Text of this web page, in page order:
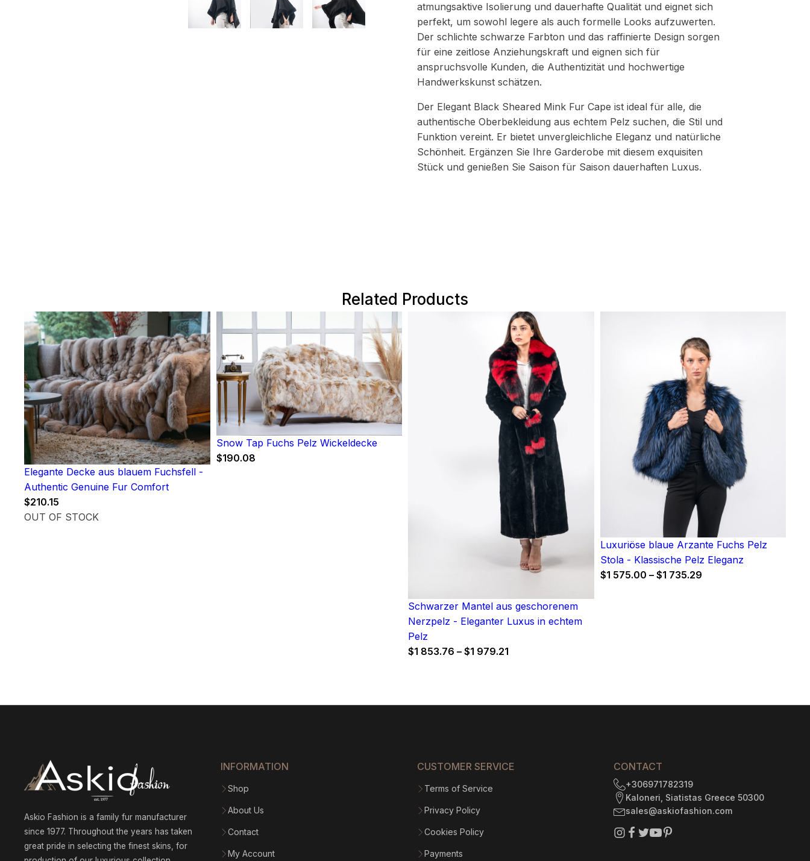
atmungsaktive Isolierung und dauerhafte Qualität und eignet sich
perfekt, um sowohl legere als auch formelle Looks aufzuwerten.
Der schlichte schwarze Farbton und das raffinierte Design sorgen
für eine zeitlose Anziehungskraft und eignen sich für
anspruchsvolle Kunden, die Authentizität und hochwertige
Handwerkskunst schätzen.
Der Elegant Black Sheared Mink Fur Cape ist ideal für alle, die
authentische Oberbekleidung aus echtem Pelz suchen, die Stil und
Funktion vereint. Er bietet unvergleichliche Eleganz und natürliche
Schönheit. Ergänzen Sie Ihre Garderobe mit diesem exquisiten
Stück und genießen Sie Saison für Saison dauerhaften Luxus.
Related Products
Elegante Decke aus blauem Fuchsfell -
Authentic Genuine Fur Comfort
$210.15
OUT OF STOCK
Snow Tap Fuchs Pelz Wickeldecke
$190.08
Schwarzer Mantel aus geschorenem
Nerzpelz - Eleganter Luxus in echtem
Pelz
$1 853.76 – $1 979.21
Luxuriöse blaue Arzante Fuchs Pelz
Stola - Klassische Pelz Eleganz
$1 575.00 – $1 735.29Price
Askio Fashion is a family fur manufacturer
since 1977. Throughout the years has taken
great pride in selecting the finest skins, for
INFORMATION
Shop
About Us
Contact
My Account
CUSTOMER SERVICE
Terms of Service
Privacy Policy
Cookies Policy
Payments
CONTACT
+306971782319
Kaloneri, Siatistas Greece 50300
sales@askiofashion.com